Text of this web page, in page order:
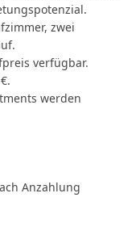
zwei
verfügbar.
werden
Anzahlung